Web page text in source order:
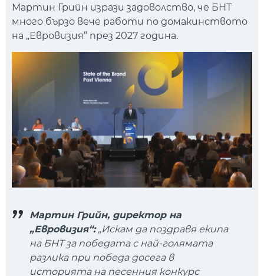
Мартин Грийн изрази задоволство, че БНТ
много бързо вече работи по домакинството
на „Евровизия“ през 2027 година.
Мартин Грийн, директор на
„Евровизия“:„Искам да поздравя екипа
на БНТ за победата с най-голямата
разлика при победа досега в
историята на песенния конкурс